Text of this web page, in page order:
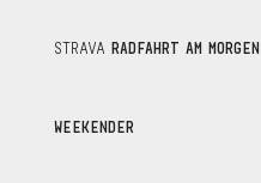
STRAVA RADFAHRT AM MORGEN
WEEKENDER